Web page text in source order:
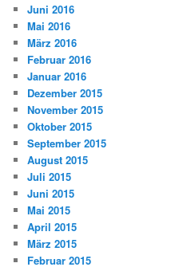
Juni 2016
Mai 2016
März 2016
Februar 2016
Januar 2016
Dezember 2015
November 2015
Oktober 2015
September 2015
August 2015
Juli 2015
Juni 2015
Mai 2015
April 2015
März 2015
Februar 2015